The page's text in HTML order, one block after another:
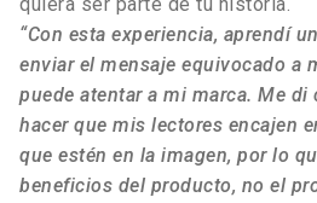
quiera ser parte de tu historia.
“Con esta experiencia, aprendí
enviar el mensaje equivocado a
puede atentar a mi marca. Me di
hacer que mis lectores encajen
que estén en la imagen, por lo
beneficios del producto, no el